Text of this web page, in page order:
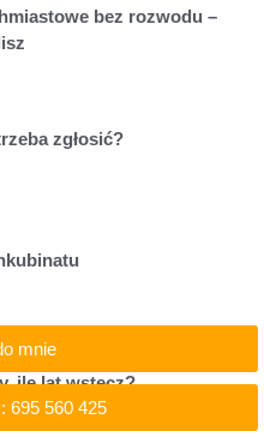
bez rozwodu –
zgłosić?
ile lat wstecz?
mnie
695 560 425